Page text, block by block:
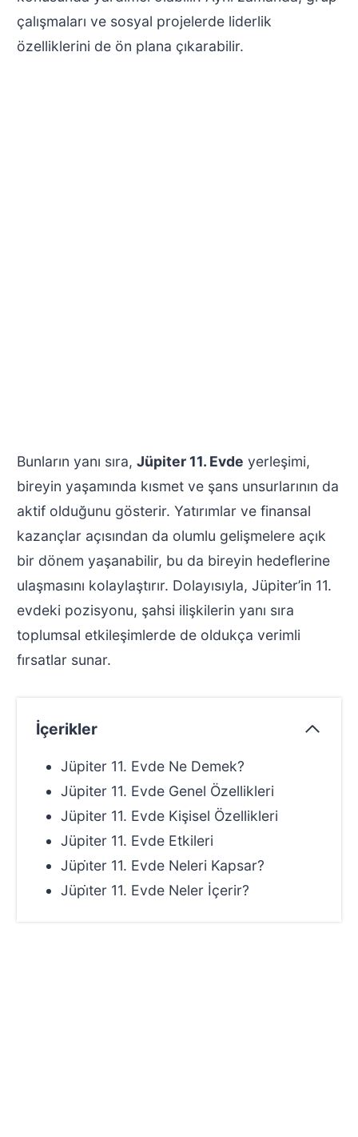
çalışmaları ve sosyal projelerde liderlik
özelliklerini de ön plana çıkarabilir.
Bunların yanı sıra, Jüpiter 11. Evde yerleşimi,
bireyin yaşamında kısmet ve şans unsurlarının da
aktif olduğunu gösterir. Yatırımlar ve finansal
kazançlar açısından da olumlu gelişmelere açık
bir dönem yaşanabilir, bu da bireyin hedeflerine
ulaşmasını kolaylaştırır. Dolayısıyla, Jüpiter’in 11.
evdeki pozisyonu, şahsi ilişkilerin yanı sıra
toplumsal etkileşimlerde de oldukça verimli
fırsatlar sunar.
İçerikler
Jüpiter 11. Evde Ne Demek?
Jüpiter 11. Evde Genel Özellikleri
Jüpiter 11. Evde Kişisel Özellikleri
Jüpiter 11. Evde Etkileri
Jüpi̇ter 11. Evde Neleri Kapsar?
Jüpi̇ter 11. Evde Neler İçerir?